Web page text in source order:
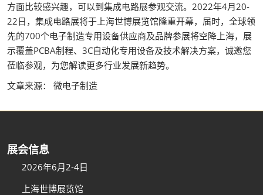
方面比较感兴趣，可以到集成电路展参观交流。2022年4月20-
22日，集成电路展将于上海世博展览馆隆重开幕，届时，全球领
先的700个电子制造专用设备供应商及品牌参展将空降上海，展
示覆盖PCBA制程、3C自动化专用设备及技术解决方案，诚邀您
莅临参观，为您解读更多行业发展新趋势。
文章来源： 微电子制造
展会信息
2026年6月2-4日
上海世博展览馆